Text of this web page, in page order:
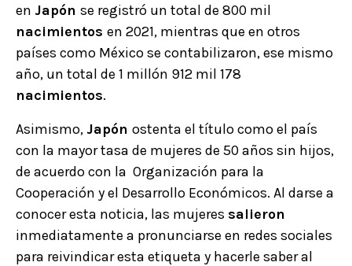
en Japón se registró un total de 800 mil
nacimientos en 2021, mientras que en otros
países como México se contabilizaron, ese mismo
año, un total de 1 millón 912 mil 178
nacimientos.
Asimismo, Japón ostenta el título como el país
con la mayor tasa de mujeres de 50 años sin hijos,
de acuerdo con la Organización para la
Cooperación y el Desarrollo Económicos. Al darse a
conocer esta noticia, las mujeres salieron
inmediatamente a pronunciarse en redes sociales
para reivindicar esta etiqueta y hacerle saber al